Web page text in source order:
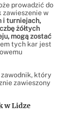
prowadzić do
zawieszenie w
i turniejach,
żółtych
mogą zostać
tych kar jest
który
zawieszony
w Lidze